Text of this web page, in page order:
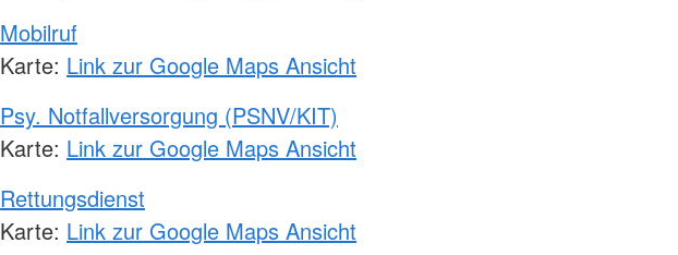
Mobilruf
Karte: Link zur Google Maps Ansicht
Psy. Notfallversorgung (PSNV/KIT)
Karte: Link zur Google Maps Ansicht
Rettungsdienst
Karte: Link zur Google Maps Ansicht